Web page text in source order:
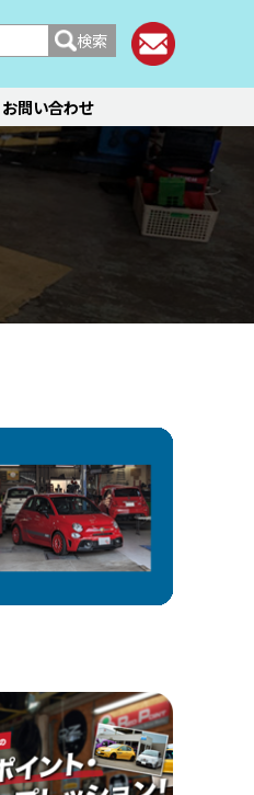
検索
か月点検
フレッシュ
お問い合わせ